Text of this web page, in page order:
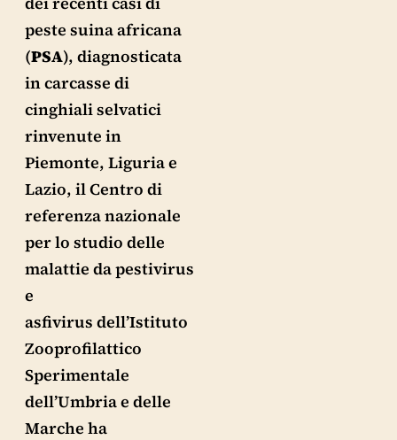
peste suina africana
(PSA), diagnosticata
in carcasse di
cinghiali selvatici
rinvenute in
Piemonte, Liguria e
Lazio, il Centro di
referenza nazionale
per lo studio delle
malattie da pestivirus
e
asfivirus dell’Istituto
Zooprofilattico
Sperimentale
dell’Umbria e delle
Marche ha